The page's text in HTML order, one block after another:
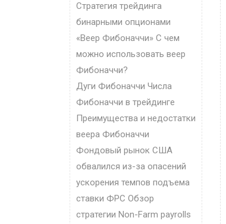
Стратегия трейдинга
бинарными опционами
«Веер Фибоначчи» С чем
можно использовать веер
Фибоначчи?
Дуги Фибоначчи Числа
Фибоначчи в трейдинге
Преимущества и недостатки
веера Фибоначчи
Фондовый рынок США
обвалился из-за опасений
ускорения темпов подъема
ставки ФРС Обзор
стратегии Non-Farm payrolls